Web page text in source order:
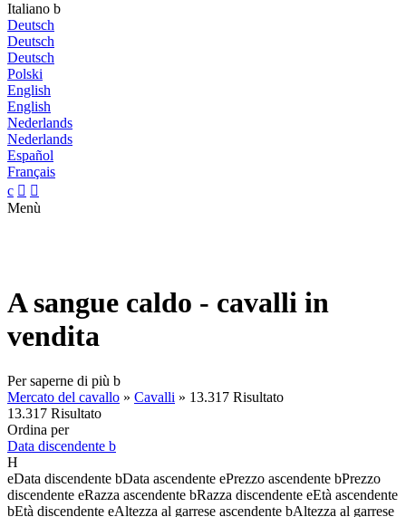
Italiano b
Deutsch
Deutsch
Deutsch
Polski
English
English
Nederlands
Nederlands
Español
Français
c  
Menù
A sangue caldo - cavalli in
vendita
Per saperne di più b
Mercato del cavallo » Cavalli » 13.317 Risultato
13.317 Risultato
Ordina per
Data discendente b
H
eData discendente bData ascendente ePrezzo ascendente bPrezzo
discendente eRazza ascendente bRazza discendente eEtà ascendente
bEtà discendente eAltezza al garrese ascendente bAltezza al garrese